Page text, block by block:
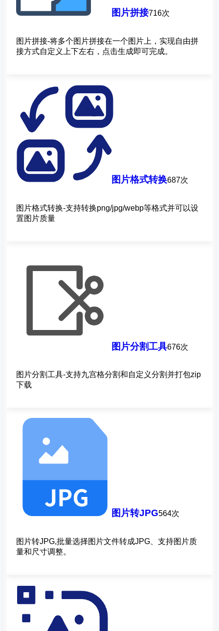
图片拼接716次
图片拼接-将多个图片拼接在一个图片上，实现自由拼
接方式自定义上下左右，点击生成即可完成。
图片格式转换687次
图片格式转换-支持转换png/jpg/webp等格式并可以设
置图片质量
图片分割工具676次
图片分割工具-支持九宫格分割和自定义分割并打包zip
下载
图片转JPG564次
图片转JPG,批量选择图片文件转成JPG、支持图片质
量和尺寸调整。